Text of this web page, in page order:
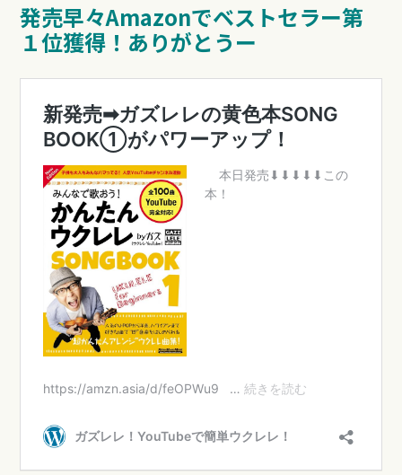
発売早々Amazonでベストセラー第
１位獲得！ありがとうー